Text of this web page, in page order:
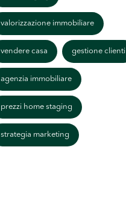
valorizzazione immobiliare
vendere casa gestione clienti
agenzia immobiliare
prezzi home staging
strategia marketing